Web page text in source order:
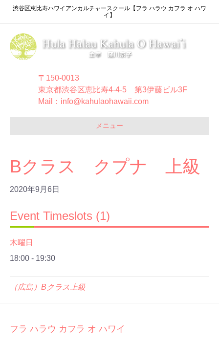
渋谷区恵比寿ハワイアンカルチャースクール【フラ ハラウ カフラ オ ハワ
イ】
〒150-0013
東京都渋谷区恵比寿4-4-5 第3伊藤ビル3F
Mail：info@kahulaohawaii.com
メニュー
Bクラス クプナ 上級
2020年9月6日
Event Timeslots (1)
木曜日
18:00 - 19:30
（広島）Bクラス上級
フラ ハラウ カフラ オ ハワイ